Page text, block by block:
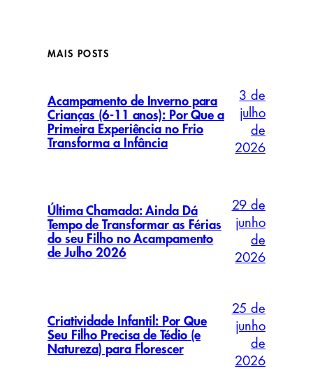
MAIS POSTS
Acampamento de Inverno para
Crianças (6-11 anos): Por Que a
Primeira Experiência no Frio
Transforma a Infância
3 de
julho
de
2026
Última Chamada: Ainda Dá
Tempo de Transformar as Férias
do seu Filho no Acampamento
de Julho 2026
29 de
junho
de
2026
Criatividade Infantil: Por Que
Seu Filho Precisa de Tédio (e
Natureza) para Florescer
25 de
junho
de
2026